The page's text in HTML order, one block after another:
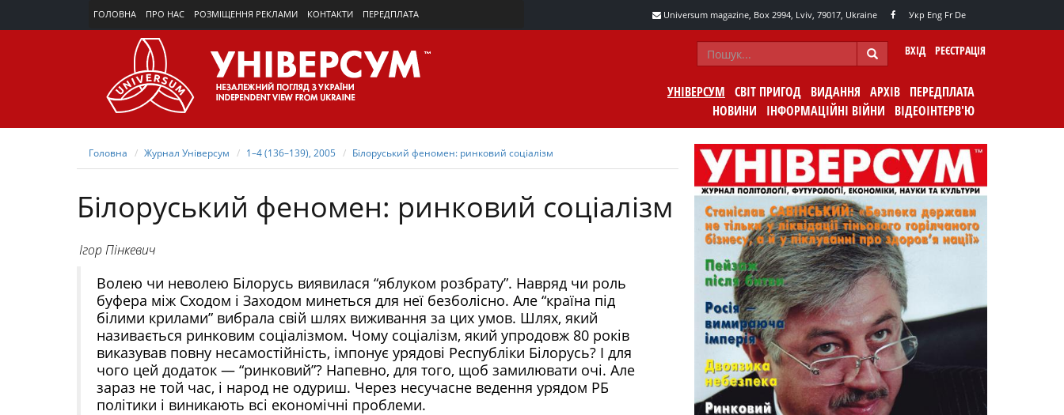
ГОЛОВНА ПРО НАС РОЗМІЩЕННЯ РЕКЛАМИ КОНТАКТИ ПЕРЕДПЛАТА Universum magazine, Box 2994, Lviv, 79017, Ukraine Укр Eng Fr De
ВХІД РЕЄСТРАЦІЯ
УНІВЕРСУМ СВІТ ПРИГОД ВИДАННЯ АРХІВ ПЕРЕДПЛАТА
НОВИНИ
ІНФОРМАЦІЙНІ ВІЙНИ ВІДЕОІНТЕРВ'Ю
Головна Журнал Універсум 1–4 (136–139), 2005 Білоруський феномен: ринковий соціалізм
Білоруський феномен: ринковий соціалізм
Ігор Пінкевич
Волею чи неволею Білорусь виявилася “яблуком розбрату”. Навряд чи роль
буфера між Сходом і Заходом минеться для неї безболісно. Але “країна під
білими крилами” вибрала свій шлях виживання за цих умов. Шлях, який
називається ринковим соціалізмом. Чому соціалізм, який упродовж 80 років
виказував повну несамостійність, імпонує урядові Республіки Білорусь? І для
чого цей додаток — “ринковий”? Напевно, для того, щоб замилювати очі. Але
зараз не той час, і народ не одуриш. Через несучасне ведення урядом РБ
політики і виникають всі економічні проблеми.